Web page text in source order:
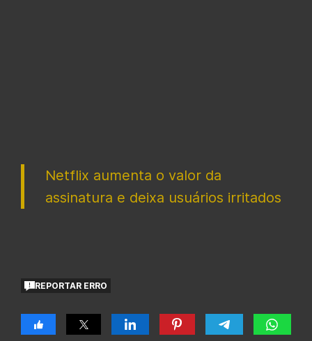
Netflix aumenta o valor da
assinatura e deixa usuários irritados
REPORTAR ERRO